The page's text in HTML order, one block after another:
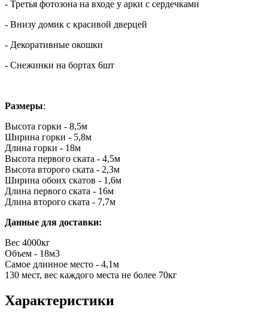
- Третья фотозона на входе у арки с сердечками
- Внизу домик с красивой дверцей
- Декоративные окошки
- Снежинки на бортах 6шт
Размеры:
Высота горки - 8,5м
Ширина горки - 5,8м
Длина горки - 18м
Высота первого ската - 4,5м
Высота второго ската - 2,3м
Ширина обоих скатов - 1,6м
Длина первого ската - 16м
Длина второго ската - 7,7м
Данные для доставки:
Вес 4000кг
Объем - 18м3
Самое длинное место - 4,1м
130 мест, вес каждого места не более 70кг
Характеристики